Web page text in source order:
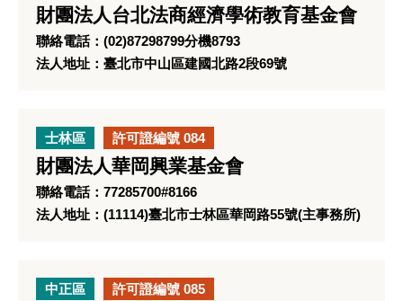
財團法人台北法商經濟學術教育基金會
聯絡電話：(02)87298799分機8793
法人地址：臺北市中山區建國北路2段69號
士林區 許可證編號 084
財團法人華岡興業基金會
聯絡電話：77285700#8166
法人地址：(11114)臺北市士林區華岡路55號(主事務所)
中正區 許可證編號 085